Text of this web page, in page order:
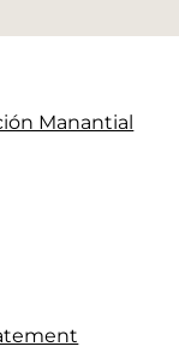
Manantial